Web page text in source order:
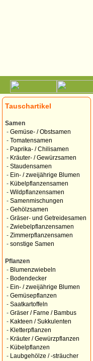
Tauschartikel
Samen
- Gemüse- / Obstsamen
- Tomatensamen
- Paprika- / Chilisamen
- Kräuter- / Gewürzsamen
- Staudensamen
- Ein- / zweijährige Blumen
- Kübelpflanzensamen
- Wildpflanzensamen
- Samenmischungen
- Gehölzsamen
- Gräser- und Getreidesamen
- Zwiebelpflanzensamen
- Zimmerpflanzensamen
- sonstige Samen
Pflanzen
- Blumenzwiebeln
- Bodendecker
- Ein- / zweijährige Blumen
- Gemüsepflanzen
- Saatkartoffeln
- Gräser / Farne / Bambus
- Kakteen / Sukkulenten
- Kletterpflanzen
- Kräuter / Gewürzpflanzen
- Kübelpflanzen
-
Laubgehölze / -sträucher